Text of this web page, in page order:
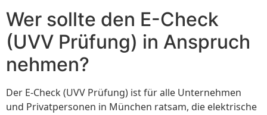
Wer sollte den E-Check
(UVV Prüfung) in Anspruch
nehmen?
Der E-Check (UVV Prüfung) ist für alle Unternehmen
und Privatpersonen in München ratsam, die elektrische